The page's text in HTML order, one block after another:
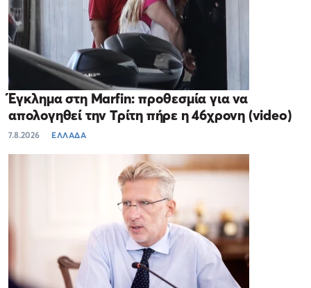
Έγκλημα στη Marfin: προθεσμία για να
απολογηθεί την Τρίτη πήρε η 46χρονη (video)
7.8.2026 ΕΛΛΑΔΑ